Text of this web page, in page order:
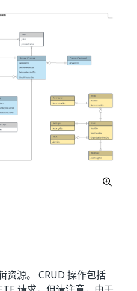
资源。 CRUD 操作包括